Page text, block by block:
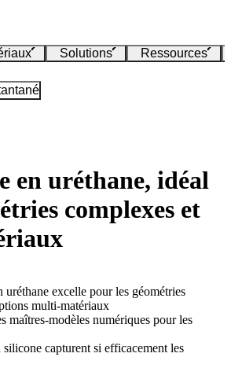
Solutions Ressources
en uréthane, idéal
complexes et
excelle pour les géométries
multi-matériaux
maîtres-modèles numériques pour les
capturent si efficacement les